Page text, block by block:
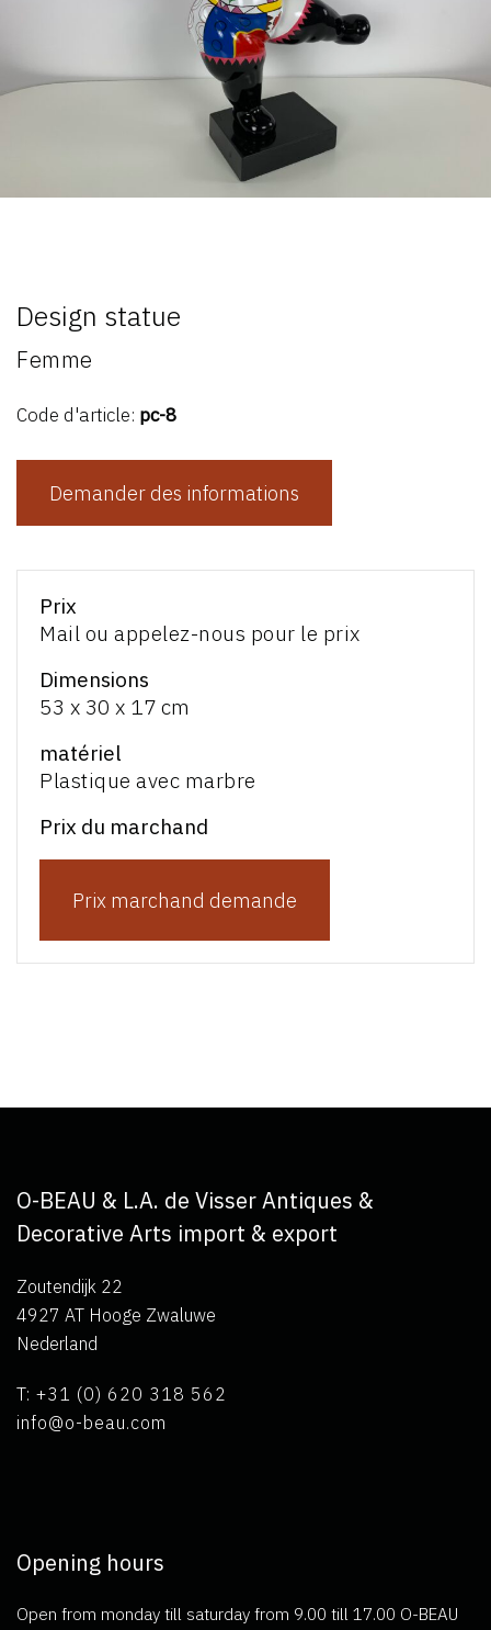
Design statue
Femme
Code d'article: pc-8
Demander des informations
Prix
Mail ou appelez-nous pour le prix
Dimensions
53 x 30 x 17 cm
matériel
Plastique avec marbre
Prix du marchand
Prix marchand demande
O-BEAU & L.A. de Visser Antiques &
Decorative Arts import & export
Zoutendijk 22
4927 AT Hooge Zwaluwe
Nederland
T: +31 (0) 620 318 562
info@o-beau.com
Opening hours
Open from monday till saturday from 9.00 till 17.00 O-BEAU